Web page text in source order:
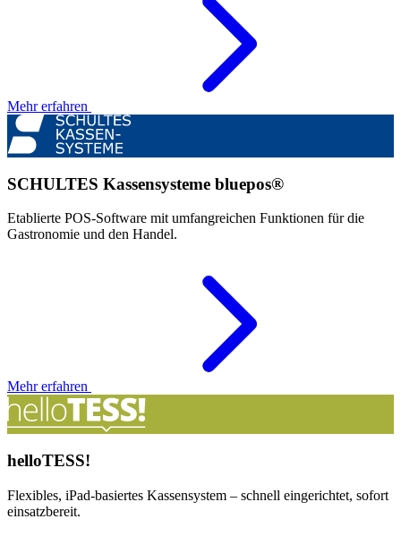
Mehr erfahren
SCHULTES Kassensysteme bluepos®
Etablierte POS-Software mit umfangreichen Funktionen für die
Gastronomie und den Handel.
Mehr erfahren
helloTESS!
Flexibles, iPad-basiertes Kassensystem – schnell eingerichtet, sofort
einsatzbereit.